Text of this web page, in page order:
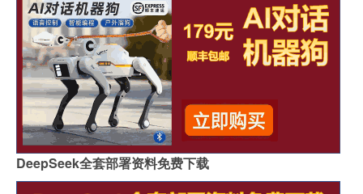
DeepSeek全套部署资料免费下载